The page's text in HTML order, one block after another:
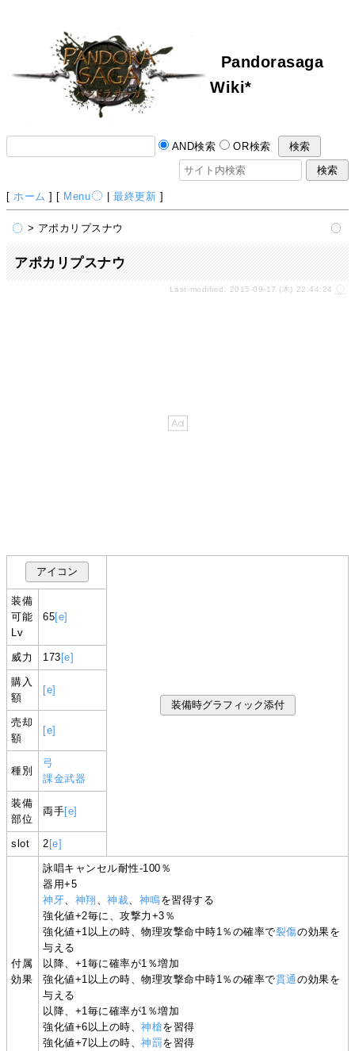
Pandorasaga
Wiki*
AND検索 OR検索
[ ホーム ] [ Menu |最終更新 ]
> アポカリプスナウ
アポカリプスナウ
Last-modified: 2015-09-17 (木) 22:44:24
装備
可能
Lv
65[e]
威力 173[e]
購入
額
[e]
売却
額
[e]
種別
弓
課金武器
装備
部位
両手[e]
slot 2[e]
付属
効果
詠唱キャンセル耐性-100％
器用+5
神牙
神翔 、神裁 神鳴を習得する
強化値+2毎に、攻撃力+3％
強化値+1以上の時、物理攻撃命中時1％の確率で裂傷の効果を
与える
以降、+1毎に確率が1％増加
強化値+1以上の時、物理攻撃命中時1％の確率で貫通の効果を
与える
以降、+1毎に確率が1％増加
強化値+6以上の時、神槍を習得
強化値+7以上の時、神罰を習得